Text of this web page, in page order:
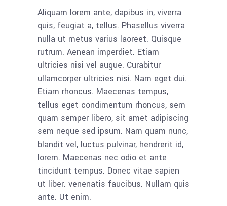
Aliquam lorem ante, dapibus in, viverra
quis, feugiat a, tellus. Phasellus viverra
nulla ut metus varius laoreet. Quisque
rutrum. Aenean imperdiet. Etiam
ultricies nisi vel augue. Curabitur
ullamcorper ultricies nisi. Nam eget dui.
Etiam rhoncus. Maecenas tempus,
tellus eget condimentum rhoncus, sem
quam semper libero, sit amet adipiscing
sem neque sed ipsum. Nam quam nunc,
blandit vel, luctus pulvinar, hendrerit id,
lorem. Maecenas nec odio et ante
tincidunt tempus. Donec vitae sapien
ut liber. venenatis faucibus. Nullam quis
ante. Ut enim.